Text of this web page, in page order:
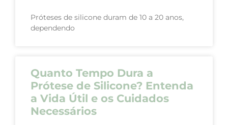
Próteses de silicone duram de 10 a 20 anos,
dependendo
Quanto Tempo Dura a
Prótese de Silicone? Entenda
a Vida Útil e os Cuidados
Necessários